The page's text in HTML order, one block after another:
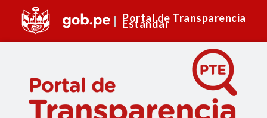
Portal de Transparencia
Estándar